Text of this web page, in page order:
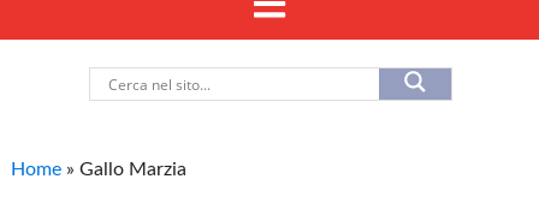
Home »Gallo Marzia